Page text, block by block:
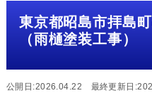
東京都昭島市拝島
（雨樋塗装工事）
公開日:2026.04.22 最終更新日